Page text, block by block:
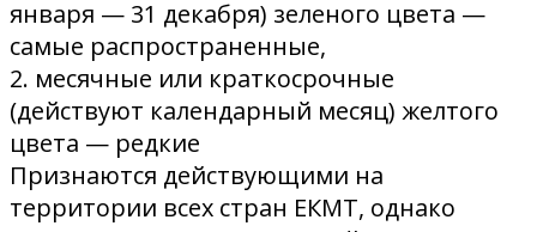
января — 31 декабря) зеленого цвета —
самые распространенные,
2. месячные или краткосрочные
(действуют календарный месяц) желтого
цвета — редкие
Признаются действующими на
территории всех стран ЕКМТ, однако